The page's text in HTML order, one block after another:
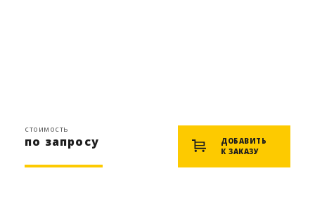
стоимость
по запросу
ДОБАВИТЬ
К ЗАКАЗУ